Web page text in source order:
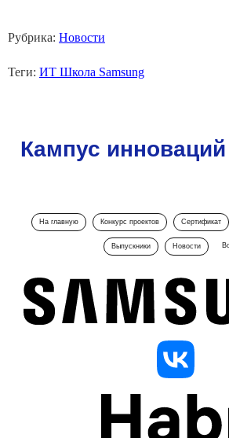
Рубрика: Новости
Теги: ИТ Школа Samsung
Кампус
На главную Конкурс проектов Сертификат
Выпускники Новости